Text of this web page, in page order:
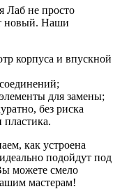
Лаб не просто
новый. Наши
корпуса и впускной
для замены;
без риска
как устроена
подойдут под
можете смело
мастерам!